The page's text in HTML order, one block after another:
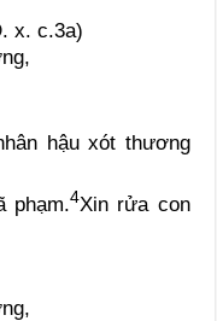
x. c.3a)
hậu xót thương
phạm.4Xin rửa con